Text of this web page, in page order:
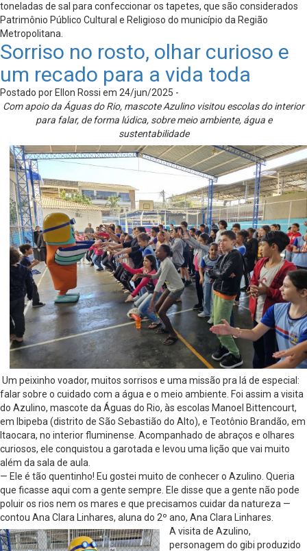
toneladas de sal para confeccionar os tapetes, que são considerados
Patrimônio Público Cultural e Religioso do município da Região
Metropolitana.
Sorriso no rosto, olhar curioso e
um recado para a vida toda
Postado por Ellon Rossi em 24/jun/2025 -
Com apoio da Águas do Rio, mascote Azulino visitou escolas do interior
para falar, de forma lúdica, sobre meio ambiente, água e
sustentabilidade
Um peixinho voador, muitos sorrisos e uma missão pra lá de especial:
falar sobre o cuidado com a água e o meio ambiente. Foi assim a visita
do Azulino, mascote da Águas do Rio, às escolas Manoel Bittencourt,
em Ibipeba (distrito de São Sebastião do Alto), e Teotônio Brandão, em
Itaocara, no interior fluminense. Acompanhado de abraços e olhares
curiosos, ele conquistou a garotada e levou uma lição que vai muito
além da sala de aula.
— Ele é tão quentinho! Eu gostei muito de conhecer o Azulino. Queria
que ficasse aqui com a gente sempre. Ele disse que a gente não pode
poluir os rios nem os mares e que precisamos cuidar da natureza —
contou Ana Clara Linhares, aluna do 2º ano, Ana Clara Linhares.
A visita de Azulino,
personagem do gibi produzido